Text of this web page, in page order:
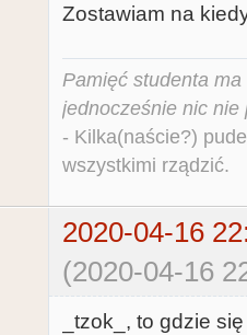
Zostawiam na
Pamięć studenta
jednocześnie nic nie
- Kilka(naście?)
wszystkimi rządzić.
2020-04-16
(2020-04-16
_tzok_, to gdzie